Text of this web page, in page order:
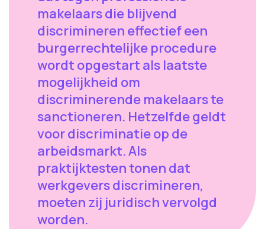
makelaars die blijvend
discrimineren effectief een
burgerrechtelijke procedure
wordt opgestart als laatste
mogelijkheid om
discriminerende makelaars te
sanctioneren. Hetzelfde geldt
voor discriminatie op de
arbeidsmarkt. Als
praktijktesten tonen dat
werkgevers discrimineren,
moeten zij juridisch vervolgd
worden.